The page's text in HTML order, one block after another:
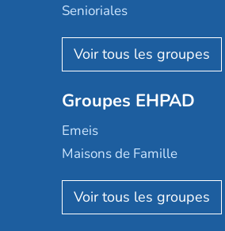
Senioriales
Nohée
Les Résidentiels
Mobicap
Domusvi
Happy Senior
Aquarelia
Nexity edenea
Groupes EHPAD
Emeis
Maisons de Famille
Korian
Emera